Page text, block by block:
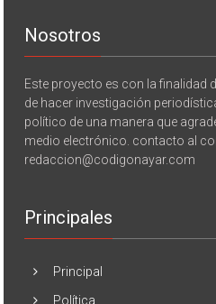
Nosotros
Este proyecto es con la finalidad
de hacer investigación
político de una manera que
medio electrónico. contacto al
redaccion@codigonayar.com
Principales
Principal
Política